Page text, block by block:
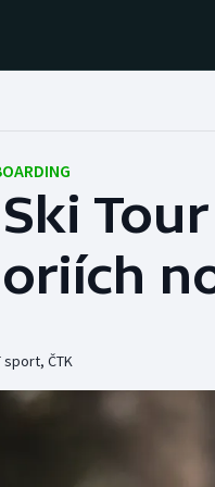
Baseball a softbal
Basketbal
Boby a skeleton
sport, ČTK